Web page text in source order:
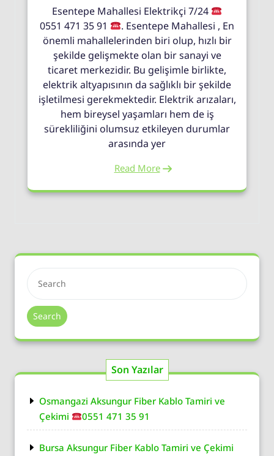
Esentepe Mahallesi Elektrikçi 7/24
0551 471 35 91
. Esentepe Mahallesi , En
önemli mahallelerinden biri olup, hızlı bir
şekilde gelişmekte olan bir sanayi ve
ticaret merkezidir. Bu gelişimle birlikte,
elektrik altyapısının da sağlıklı bir şekilde
işletilmesi gerekmektedir. Elektrik arızaları,
hem bireysel yaşamları hem de iş
sürekliliğini olumsuz etkileyen durumlar
arasında yer
Read More
Search
Son Yazılar
Osmangazi Aksungur Fiber Kablo Tamiri ve
Çekimi
0551 471 35 91
Bursa Aksungur Fiber Kablo Tamiri ve Çekimi